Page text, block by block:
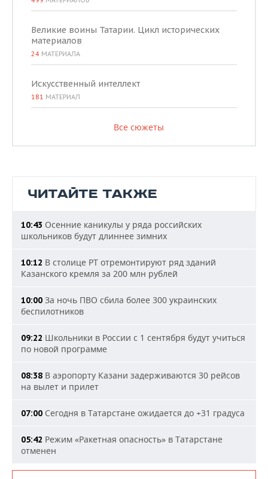
Великие воины Татарии. Цикл исторических
материалов
24 МАТЕРИАЛА
Искусственный интеллект
181 МАТЕРИАЛ
Все сюжеты
ЧИТАЙТЕ ТАКЖЕ
10:43 Осенние каникулы у ряда российских
школьников будут длиннее зимних
10:12 В столице РТ отремонтируют ряд зданий
Казанского кремля за 200 млн рублей
10:00 За ночь ПВО сбила более 300 украинских
беспилотников
09:22 Школьники в России с 1 сентября будут учиться
по новой программе
08:38 В аэропорту Казани задерживаются 30 рейсов
на вылет и прилет
07:00 Сегодня в Татарстане ожидается до +31 градуса
05:42 Режим «Ракетная опасность» в Татарстане
отменен